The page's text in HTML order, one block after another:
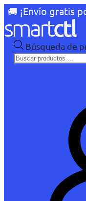
🚚 ¡Envío gratis
Búsqueda de